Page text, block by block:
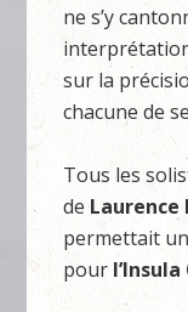
ne s’y
sur la
chacune de
Tous les
deLaurence
permettait
pour